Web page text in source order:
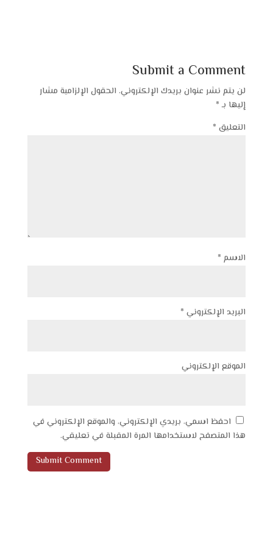
Submit a Comment
لن يتم نشر عنوان بريدك الإلكتروني. الحقول الإلزامية مشار
إليها بـ*
التعليق *
الاسم *
البريد الإلكتروني *
الموقع الإلكتروني
احفظ اسمي، بريدي الإلكتروني، والموقع الإلكتروني في
هذا المتصفح لاستخدامها المرة المقبلة في تعليقي.